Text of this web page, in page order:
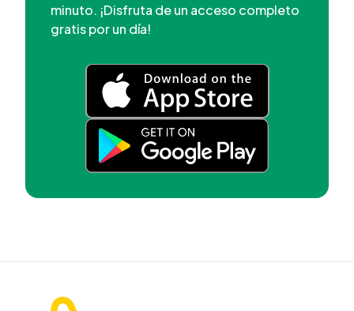
minuto. ¡Disfruta de un acceso completo
gratis por un día!